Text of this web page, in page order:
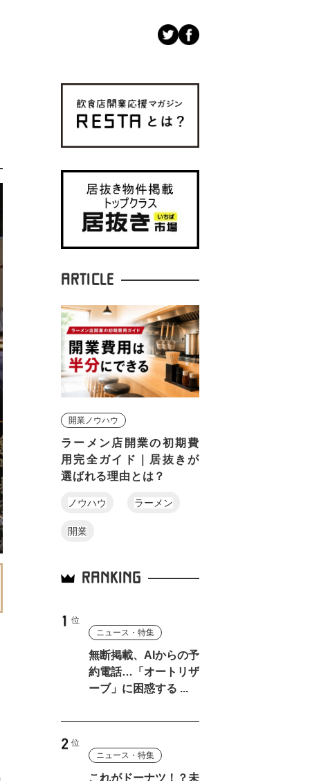
ARTICLE
開業ノウハウ
ラーメン店開業の初期費
用完全ガイド｜居抜きが
選ばれる理由とは？
ノウハウ ラーメン
開業
RANKING
ニュース・特集
無断掲載、AIからの予
約電話…「オートリザ
ーブ」に困惑する ...
ニュース・特集
これがドーナツ！？未